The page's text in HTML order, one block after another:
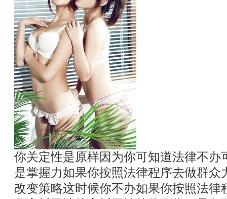
你关定性是原样因为你可知道法律不办
是掌握力如果你按照法律程序去做群众
改变策略这时候你不办如果你按照法律